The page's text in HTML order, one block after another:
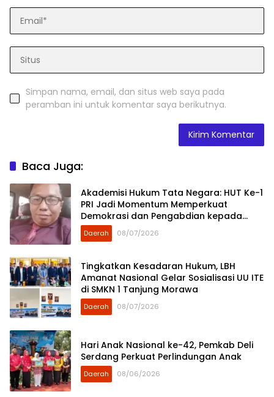
Simpan nama, email, dan situs web saya pada
peramban ini untuk komentar saya berikutnya.
Baca Juga:
Akademisi Hukum Tata Negara: HUT Ke-1
PRI Jadi Momentum Memperkuat
Demokrasi dan Pengabdian kepada
Rakyat
Daerah 08/07/2026
Tingkatkan Kesadaran Hukum, LBH
Amanat Nasional Gelar Sosialisasi UU ITE
di SMKN 1 Tanjung Morawa
Daerah 08/07/2026
Hari Anak Nasional ke-42, Pemkab Deli
Serdang Perkuat Perlindungan Anak
Daerah 08/06/2026